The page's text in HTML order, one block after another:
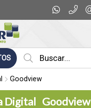
Goodview
Digital Goodview